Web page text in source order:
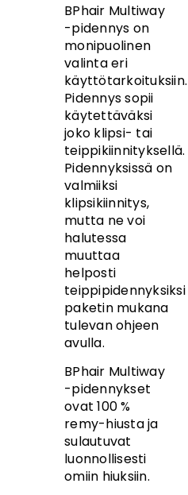
BPhair Multiway
-pidennys on
monipuolinen
valinta eri
käyttötarkoituksiin.
Pidennys sopii
käytettäväksi
joko klipsi- tai
teippikiinnityksellä.
Pidennyksissä on
valmiiksi
klipsikiinnitys,
mutta ne voi
halutessa
muuttaa
helposti
teippipidennyksiksi
paketin mukana
tulevan ohjeen
avulla.
BPhair Multiway
-pidennykset
ovat 100 %
remy-hiusta ja
sulautuvat
luonnollisesti
omiin hiuksiin.